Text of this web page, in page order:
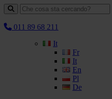
011 89 68 211
It
Fr
It
En
Pl
De